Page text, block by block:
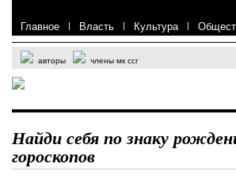
Главное | Власть | Культура |
авторы члены мк ссг
Найди себя по знаку
гороскопов